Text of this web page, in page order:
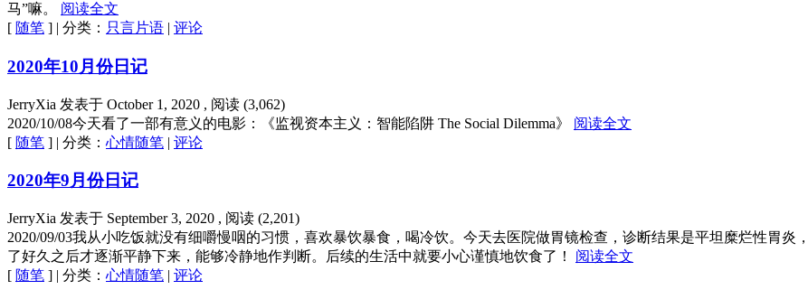
马”嘛。 阅读全文
[ 随笔 ] | 分类： 只言片语 | 评论
2020年10月份日记
JerryXia 发表于 October 1, 2020 , 阅读 (3,062)
2020/10/08今天看了一部有意义的电影：《监视资本主义：智能陷阱 The Social Dilemma》 阅读全文
[ 随笔 ] | 分类： 心情随笔 | 评论
2020年9月份日记
JerryXia 发表于 September 3, 2020 , 阅读 (2,201)
2020/09/03我从小吃饭就没有细嚼慢咽的习惯，喜欢暴饮暴食，喝冷饮。今天去医院做胃镜检查，诊断结果是平坦糜烂性胃
了好久之后才逐渐平静下来，能够冷静地作判断。后续的生活中就要小心谨慎地饮食了！ 阅读全文
[ 随笔 ] | 分类： 心情随笔 | 评论